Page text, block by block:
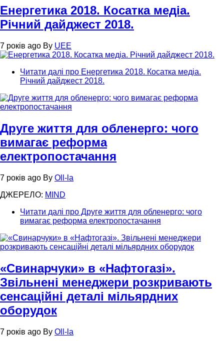
Енергетика 2018. Косатка медіа.
Річний дайджест 2018.
7 років ago By UEE
Читати далі про Енергетика 2018. Косатка медіа.
Річний дайджест 2018.
Друге життя для обленерго: чого
вимагає реформа
електропостачання
7 років ago By Oll-la
ДЖЕРЕЛО: MIND
Читати далі про Друге життя для обленерго: чого
вимагає реформа електропостачання
«Свинарчуки» в «Нафтогазі».
Звільнені менеджери розкривають
сенсаційні деталі мільярдних
оборудок
7 років ago By Oll-la